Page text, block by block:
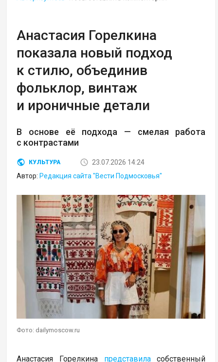
Анастасия Горелкина
показала новый подход
к стилю, объединив
фольклор, винтаж
и ироничные детали
В основе её подхода — смелая работа
с контрастами
КУЛЬТУРА
23.07.2026 14:24
Автор: Редакция сайта "Вести Подмосковья"
Фото: dailymoscow.ru
Анастасия Горелкина представиласобственный